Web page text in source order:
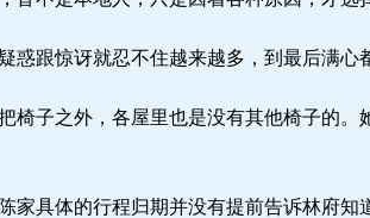
跟惊讶就忍不住越来越多，到最后满心
椅子之外，各屋里也是没有其他椅子的。
家具体的行程归期并没有提前告诉林府知